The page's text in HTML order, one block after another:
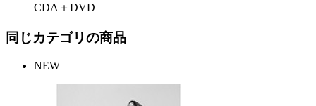
CDA＋DVD
同じカテゴリの商品
NEW